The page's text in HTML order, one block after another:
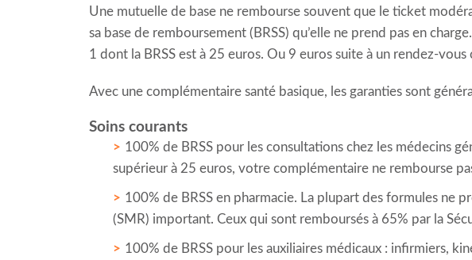
Une mutuelle de base ne rembourse souvent que le ticket
sa base de remboursement (BRSS) qu’elle ne prend pas en
1 dont la BRSS est à 25 euros. Ou 9 euros suite à un rendez-
Avec une complémentaire santé basique, les garanties sont
Soins courants
100% de BRSS pour les consultations chez les médecins
supérieur à 25 euros, votre complémentaire ne rembourse
100% de BRSS en pharmacie. La plupart des formules ne
(SMR) important. Ceux qui sont remboursés à 65% par la
100% de BRSS pour les auxiliaires médicaux : infirmiers,